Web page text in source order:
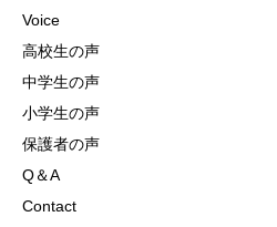
Voice
高校生の声
中学生の声
小学生の声
保護者の声
Q＆A
Contact